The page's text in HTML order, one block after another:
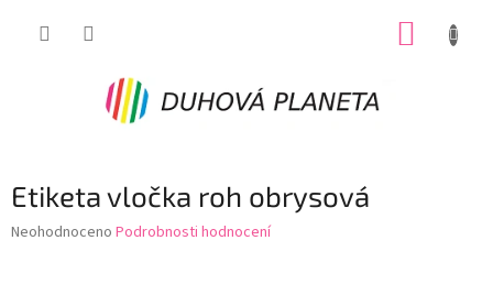
Etiketa vločka roh obrysová
Průměrné
Neohodnoceno Podrobnosti hodnocení